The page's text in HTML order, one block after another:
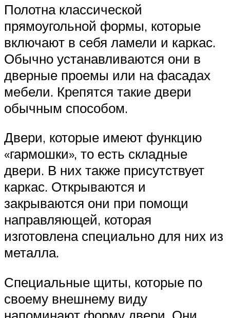
Полотна классической
прямоугольной формы, которые
включают в себя ламели и каркас.
Обычно устанавливаются они в
дверные проемы или на фасадах
мебели. Крепятся такие двери
обычным способом.
Двери, которые имеют функцию
«гармошки», то есть складные
двери. В них также присутствует
каркас. Открываются и
закрываются они при помощи
направляющей, которая
изготовлена специально для них из
металла.
Специальные щиты, которые по
своему внешнему виду